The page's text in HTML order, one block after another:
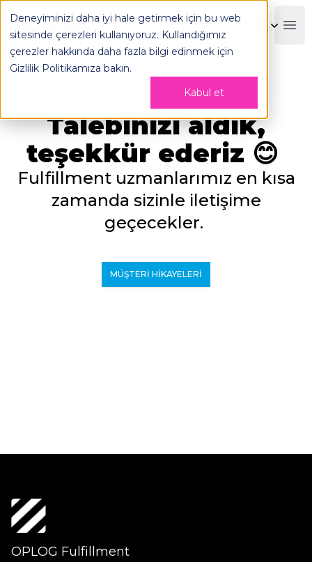
Deneyiminizi daha iyi hale getirmek için bu web
sitesinde çerezleri kullanıyoruz. Kullandığımız
çerezler hakkında daha fazla bilgi edinmek için
Gizlilik Politikamıza bakın.
Kabul et
OPLOG
Talebinizi aldık,
teşekkür ederiz 😊
Fulfillment uzmanlarımız en kısa
zamanda sizinle iletişime
geçecekler.
MÜŞTERI HIKAYELERI
OPLOG Fulfillment